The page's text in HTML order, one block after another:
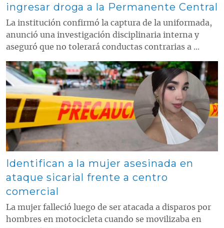
ingresar droga a la Permanente Central
La institución confirmó la captura de la uniformada,
anunció una investigación disciplinaria interna y
aseguró que no tolerará conductas contrarias a ...
Contenido multimedia principal
Identifican a la mujer asesinada en
ataque sicarial frente a centro
comercial
La mujer falleció luego de ser atacada a disparos por
hombres en motocicleta cuando se movilizaba en